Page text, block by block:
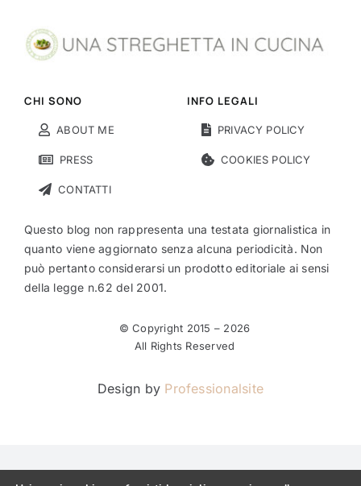
CHI SONO
ABOUT ME
PRESS
CONTATTI
INFO LEGALI
PRIVACY POLICY
COOKIES POLICY
Questo blog non rappresenta una testata giornalistica in
quanto viene aggiornato senza alcuna periodicità. Non
può pertanto considerarsi un prodotto editoriale ai sensi
della legge n.62 del 2001.
© Copyright 2015 – 2026
All Rights Reserved
Design by Professionalsite